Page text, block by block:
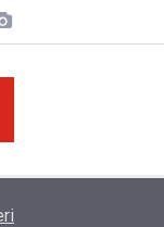
mucizevi